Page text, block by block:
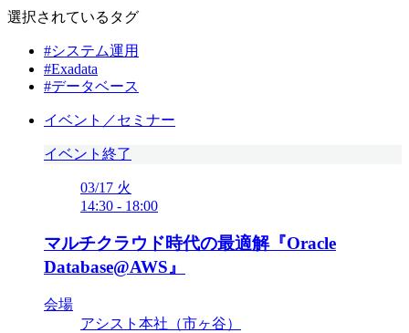
選択されているタグ
#システム運用
#Exadata
#データベース
イベント／セミナー
イベント終了
03/17 火
14:30 - 18:00
マルチクラウド時代の最適解『Oracle
Database@AWS』
会場
アシスト本社（市ヶ谷）